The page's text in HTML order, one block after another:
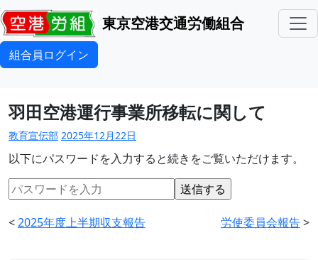
東京空港交通労働組合
組合員ログイン
羽田空港運行事業所移転に関して
教育宣伝部 2025年12月22日
以下にパスワードを入力すると続きをご覧いただけます。
<2025年度上半期収支報告 労使委員会報告>